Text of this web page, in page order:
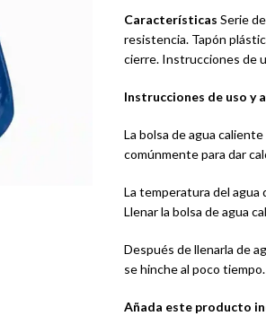
Características Serie
resistencia. Tapón
cierre. Instrucciones de
Instrucciones de uso y
La bolsa de agua
comúnmente para dar
La temperatura del agua
Llenar la bolsa de agua
Después de llenarla de
se hinche al poco
Añada este producto